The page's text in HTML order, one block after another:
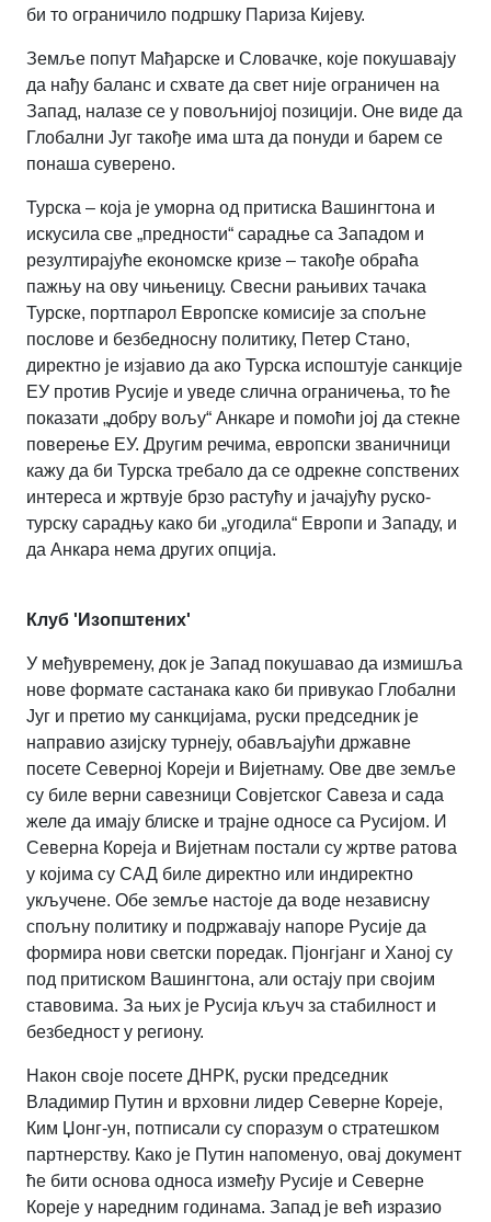
би то ограничило подршку Париза Кијеву.
Земље попут Мађарске и Словачке, које покушавају
да нађу баланс и схвате да свет није ограничен на
Запад, налазе се у повољнијој позицији. Оне виде да
Глобални Југ такође има шта да понуди и барем се
понаша суверено.
Турска – која је уморна од притиска Вашингтона и
искусила све „предности“ сарадње са Западом и
резултирајуће економске кризе – такође обраћа
пажњу на ову чињеницу. Свесни рањивих тачака
Турске, портпарол Европске комисије за спољне
послове и безбедносну политику, Петер Стано,
директно је изјавио да ако Турска испоштује санкције
ЕУ против Русије и уведе слична ограничења, то ће
показати „добру вољу“ Анкаре и помоћи јој да стекне
поверење ЕУ. Другим речима, европски званичници
кажу да би Турска требало да се одрекне сопствених
интереса и жртвује брзо растућу и јачајућу руско-
турску сарадњу како би „угодила“ Европи и Западу, и
да Анкара нема других опција.
Клуб 'Изопштених'
У међувремену, док је Запад покушавао да измишља
нове формате састанака како би привукао Глобални
Југ и претио му санкцијама, руски председник је
направио азијску турнеју, обављајући државне
посете Северној Кореји и Вијетнаму. Ове две земље
су биле верни савезници Совјетског Савеза и сада
желе да имају блиске и трајне односе са Русијом. И
Северна Кореја и Вијетнам постали су жртве ратова
у којима су САД биле директно или индиректно
укључене. Обе земље настоје да воде независну
спољну политику и подржавају напоре Русије да
формира нови светски поредак. Пјонгјанг и Ханој су
под притиском Вашингтона, али остају при својим
ставовима. За њих је Русија кључ за стабилност и
безбедност у региону.
Након своје посете ДНРК, руски председник
Владимир Путин и врховни лидер Северне Кореје,
Ким Џонг-ун, потписали су споразум о стратешком
партнерству. Како је Путин напоменуо, овај документ
ће бити основа односа између Русије и Северне
Кореје у наредним годинама. Запад је већ изразио